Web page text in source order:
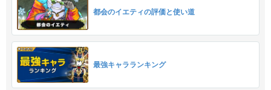
都会のイエティの評価と使い道
最強キャラランキング